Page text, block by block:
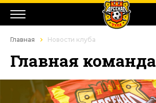
Главная Новости клуба
Главная команда